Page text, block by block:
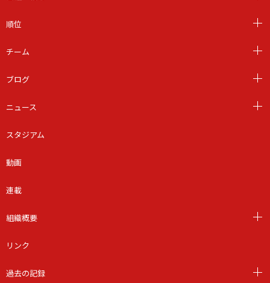
順位
チーム
ブログ
ニュース
スタジアム
動画
連載
組織概要
リンク
過去の記録